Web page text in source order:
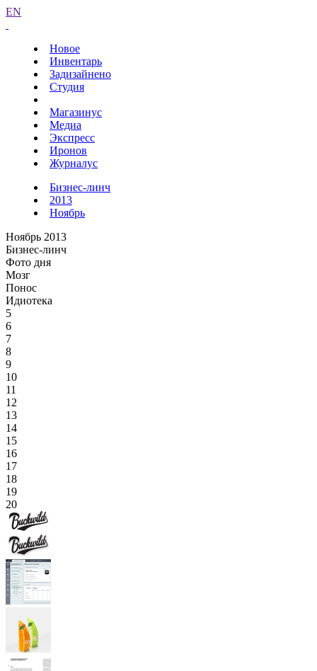
EN
Новое
Инвентарь
Задизайнено
Студия
Магазинус
Медиа
Экспресс
Иронов
Журналус
Бизнес-линч
2013
Ноябрь
Ноябрь 2013
Бизнес-линч
Фото дня
Мозг
Понос
Идиотека
5
6
7
8
9
10
11
12
13
14
15
16
17
18
19
20